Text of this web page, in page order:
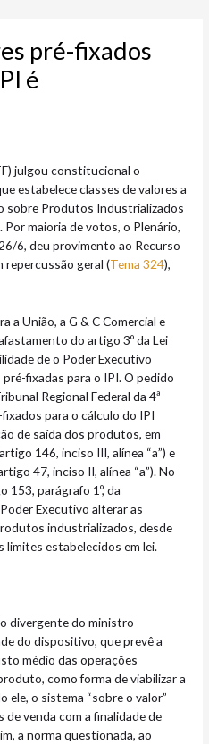
pré-fixados
é
julgou constitucional o
estabelece classes de valores a
sobre Produtos Industrializados
maioria de votos, o Plenário,
6, deu provimento ao Recurso
repercussão geral (Tema 324),
a União, a G & C Comercial e
do artigo 3º da Lei
de o Poder Executivo
fixadas para o IPI. O pedido
Regional Federal da 4ª
para o cálculo do IPI
de saída dos produtos, em
146, inciso III, alínea “a”) e
47, inciso II, alínea “a”). No
153, parágrafo 1º, da
Executivo alterar as
industrializados, desde
limites estabelecidos em lei.
divergente do ministro
do dispositivo, que prevê a
médio das operações
como forma de viabilizar a
o sistema “sobre o valor”
venda com a finalidade de
a norma questionada, ao